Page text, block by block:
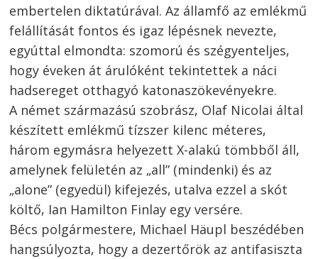
embertelen diktatúrával. Az államfő az emlékmű
felállítását fontos és igaz lépésnek nevezte,
egyúttal elmondta: szomorú és szégyenteljes,
hogy éveken át árulóként tekintettek a náci
hadsereget otthagyó katonaszökevényekre.
A német származású szobrász, Olaf Nicolai által
készített emlékmű tízszer kilenc méteres,
három egymásra helyezett X-alakú tömbből áll,
amelynek felületén az „all” (mindenki) és az
„alone” (egyedül) kifejezés, utalva ezzel a skót
költő, Ian Hamilton Finlay egy versére.
Bécs polgármestere, Michael Häupl beszédében
hangsúlyozta, hogy a dezertőrök az antifasiszta